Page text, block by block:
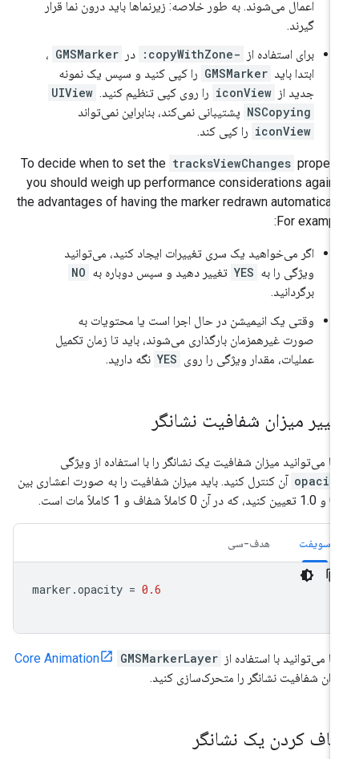
اعمال می‌شوند. به طور خلاصه: زیرنماها باید درون نما قرار
گیرند.
برای استفاده از -copyWithZone: در GMSMarker ،
ابتدا باید GMSMarker را کپی کنید و سپس یک نمونه
جدید از iconView را روی کپی تنظیم کنید. UIView
NSCopying پشتیبانی نمی‌کند، بنابراین نمی‌تواند
iconView را کپی کند.
To decide when to set the tracksViewChanges
you should weigh up performance considerations
the advantages of having the marker redrawn
For
اگر می‌خواهید یک سری تغییرات ایجاد کنید، می‌توانید
ویژگی را به YES تغییر دهید و سپس دوباره به NO
برگردانید.
وقتی یک انیمیشن در حال اجرا است یا محتویات به
صورت غیرهمزمان بارگذاری می‌شوند، باید تا زمان تکمیل
عملیات، مقدار ویژگی را روی YES نگه دارید.
میزان شفافیت نشانگر
می‌توانید میزان شفافیت یک نشانگر را با استفاده از ویژگی
آن کنترل کنید. باید میزان شفافیت را به صورت اعشاری بین
سویفت هدف-سی
marker.opacity =
می‌توانید با استفاده از Core Animation
GMSMarkerLayer
شفافیت نشانگر را متحرک‌سازی کنید.
کردن یک نشانگر